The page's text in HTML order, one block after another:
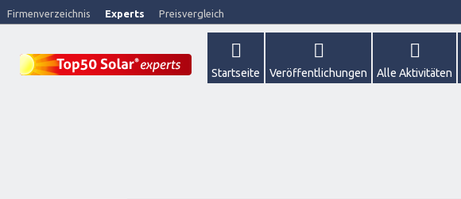
Firmenverzeichnis Experts Preisvergleich
Startseite Veröffentlichungen Alle Aktivitäten